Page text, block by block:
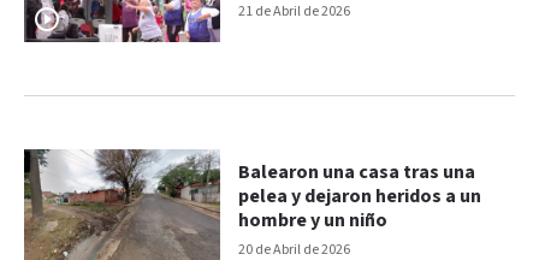
21 de Abril de 2026
20 de Abril de 2026
Balearon una casa tras una
pelea y dejaron heridos a un
hombre y un niño